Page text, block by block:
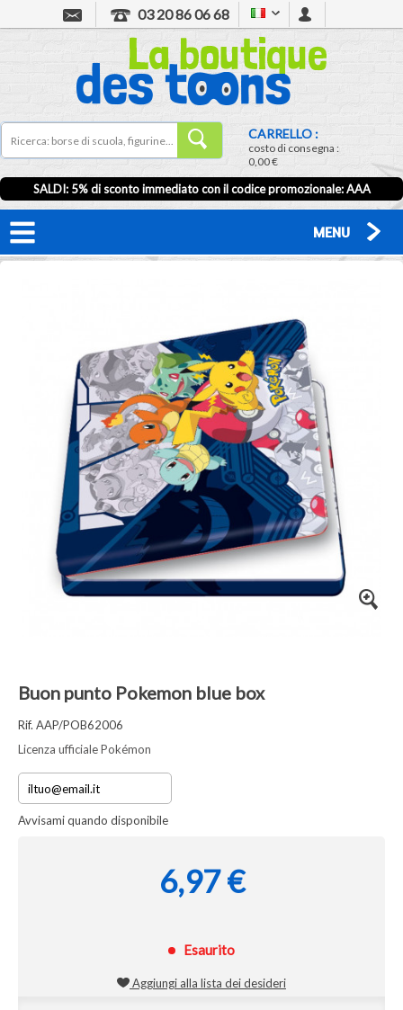
03 20 86 06 68
CARRELLO :
costo di consegna :
0,00 €
SALDI: 5% di sconto immediato con il codice promozionale: AAA
MENU
Buon punto Pokemon blue box
Rif. AAP/POB62006
Licenza ufficiale Pokémon
Avvisami quando disponibile
6,97 €
Esaurito
Aggiungi alla lista dei desideri